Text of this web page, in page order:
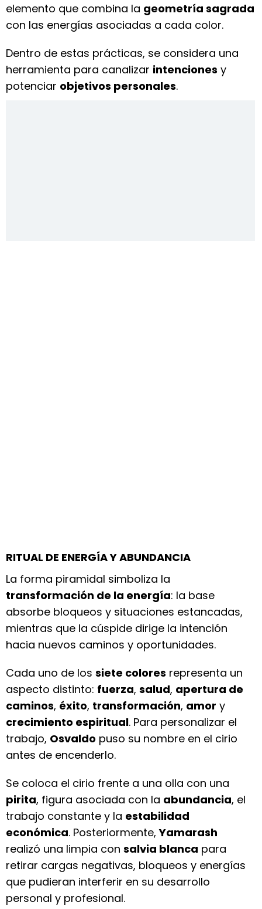
elemento que combina la geometría sagrada
con las energías asociadas a cada color.
Dentro de estas prácticas, se considera una
herramienta para canalizar intenciones y
potenciar objetivos personales.
RITUAL DE ENERGÍA Y ABUNDANCIA
La forma piramidal simboliza la
transformación de la energía: la base
absorbe bloqueos y situaciones estancadas,
mientras que la cúspide dirige la intención
hacia nuevos caminos y oportunidades.
Cada uno de los siete colores representa un
aspecto distinto: fuerza, salud, apertura de
caminos, éxito, transformación, amor y
crecimiento espiritual. Para personalizar el
trabajo, Osvaldo puso su nombre en el cirio
antes de encenderlo.
Se coloca el cirio frente a una olla con una
pirita, figura asociada con la abundancia, el
trabajo constante y la estabilidad
económica. Posteriormente,Yamarash
realizó una limpia con salvia blanca para
retirar cargas negativas, bloqueos y energías
que pudieran interferir en su desarrollo
personal y profesional.